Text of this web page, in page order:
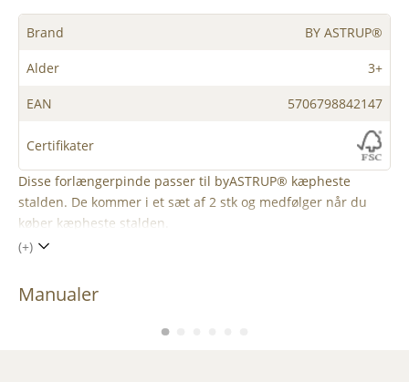
Brand BY ASTRUP®
Alder 3+
EAN 5706798842147
Certifikater
Disse forlængerpinde passer til byASTRUP® kæpheste
stalden. De kommer i et sæt af 2 stk og medfølger når du
køber kæpheste stalden.
(+)
Manualer